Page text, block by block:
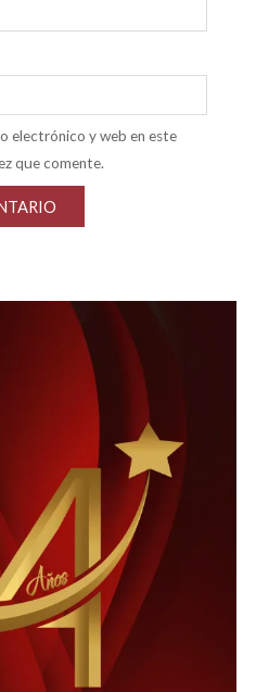
electrónico y web en este
que comente.